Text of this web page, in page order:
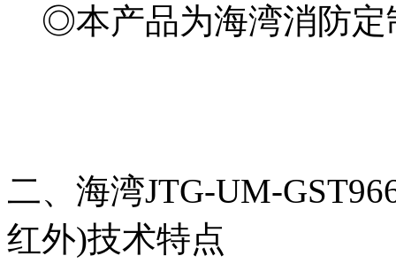
◎本产品为海湾消防定
二、海湾JTG-UM-
红外)技术特点